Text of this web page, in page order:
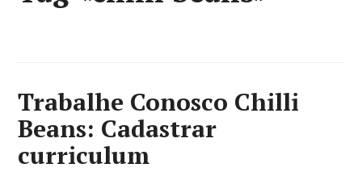
Trabalhe Conosco Chilli
Beans: Cadastrar
curriculum